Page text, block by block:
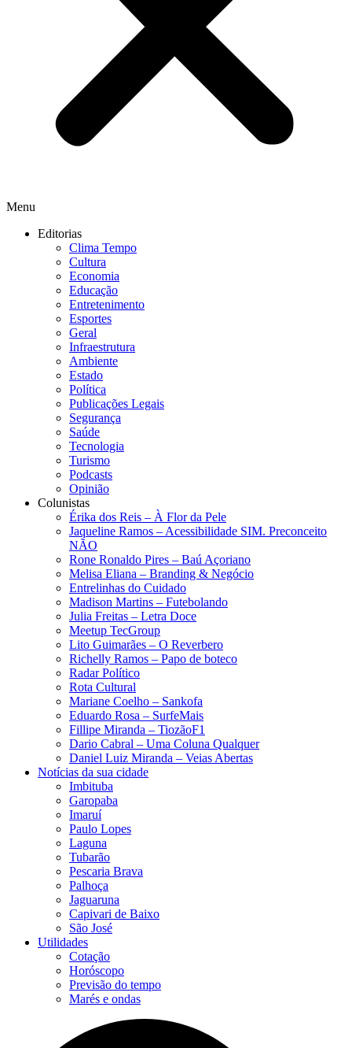
Menu
Editorias
Clima Tempo
Cultura
Economia
Educação
Entretenimento
Esportes
Geral
Infraestrutura
Ambiente
Estado
Política
Publicações Legais
Segurança
Saúde
Tecnologia
Turismo
Podcasts
Opinião
Colunistas
Érika dos Reis​ – À Flor da Pele
Jaqueline Ramos – Acessibilidade SIM. Preconceito
NÃO
Rone Ronaldo Pires – Baú Açoriano
Melisa Eliana – Branding & Negócio
Entrelinhas do Cuidado
Madison Martins – Futebolando
Julia Freitas​ – Letra Doce
Meetup TecGroup
Lito Guimarães – O Reverbero
Richelly Ramos​ – Papo de boteco
Radar Político
Rota Cultural
Mariane Coelho – Sankofa
Eduardo Rosa​ – SurfeMais
Fillipe Miranda – TiozãoF1
Dario Cabral – Uma Coluna Qualquer
Daniel Luiz Miranda – Veias Abertas
Notícias da sua cidade
Imbituba
Garopaba
Imaruí
Paulo Lopes
Laguna
Tubarão
Pescaria Brava
Palhoça
Jaguaruna
Capivari de Baixo
São José
Utilidades
Cotação
Horóscopo
Previsão do tempo
Marés e ondas